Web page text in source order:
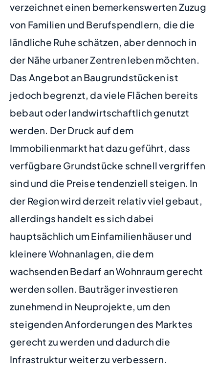
verzeichnet einen bemerkenswerten Zuzug
von Familien und Berufspendlern, die die
ländliche Ruhe schätzen, aber dennoch in
der Nähe urbaner Zentren leben möchten.
Das Angebot an Baugrundstücken ist
jedoch begrenzt, da viele Flächen bereits
bebaut oder landwirtschaftlich genutzt
werden. Der Druck auf dem
Immobilienmarkt hat dazu geführt, dass
verfügbare Grundstücke schnell vergriffen
sind und die Preise tendenziell steigen. In
der Region wird derzeit relativ viel gebaut,
allerdings handelt es sich dabei
hauptsächlich um Einfamilienhäuser und
kleinere Wohnanlagen, die dem
wachsenden Bedarf an Wohnraum gerecht
werden sollen. Bauträger investieren
zunehmend in Neuprojekte, um den
steigenden Anforderungen des Marktes
gerecht zu werden und dadurch die
Infrastruktur weiter zu verbessern.